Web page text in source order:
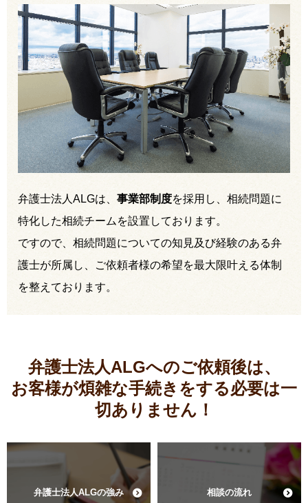
弁護士法人ALGは、 事業部制度を採用し、相続問題に
特化した相続チームを設置しております。
ですので、相続問題についての知見及び経験のある弁
護士が所属し、ご依頼者様の希望を最大限叶える体制
を整えております。
弁護士法人ALGへのご依頼後は、
お客様が煩雑な手続きをする必要は一
切ありません！
弁護士法人ALGの強み 相談の流れ